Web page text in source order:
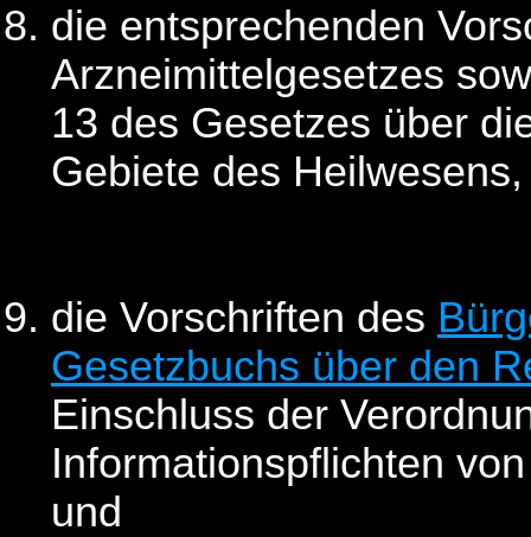
die entsprechenden
Arzneimittelgesetzes
13 des Gesetzes über
Gebiete des Heilwesens,
die Vorschriften des
Gesetzbuchs über den
Einschluss der
Informationspflichten
und